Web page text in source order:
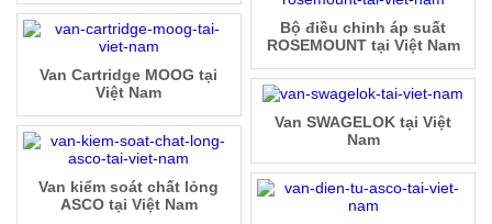
Bộ điều chỉnh áp suất
ROSEMOUNT tại Việt Nam
Van Cartridge MOOG tại
Việt Nam
Van SWAGELOK tại Việt
Nam
Van kiểm soát chất lỏng
ASCO tại Việt Nam